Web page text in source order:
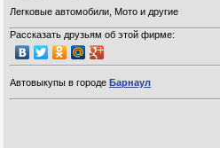
Легковые автомобили, Мото и другие
Рассказать друзьям об этой фирме:
Автовыкупы в городе Барнаул